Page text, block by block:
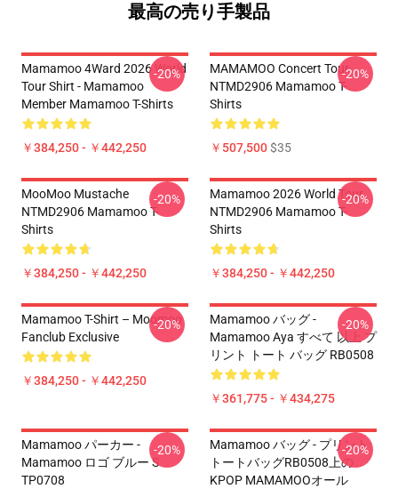
最高の売り手製品
Mamamoo 4Ward 2026 World
Tour Shirt - Mamamoo
Member Mamamoo T-Shirts
￥384,250 - ￥442,250
-20%
MAMAMOO Concert Tour
NTMD2906 Mamamoo T-
Shirts
￥507,500$35
-20%
MooMoo Mustache
NTMD2906 Mamamoo T-
Shirts
￥384,250 - ￥442,250
-20%
Mamamoo 2026 World Tour
NTMD2906 Mamamoo T-
Shirts
￥384,250 - ￥442,250
-20%
Mamamoo T-Shirt – Moomoo
Fanclub Exclusive
￥384,250 - ￥442,250
-20%
Mamamoo バッグ -
Mamamoo Aya すべて 以上 プ
リント トート バッグ RB0508
￥361,775 - ￥434,275
-20%
Mamamoo パーカー -
Mamamoo ロゴ ブルー S
TP0708
-20%
Mamamoo バッグ - プリント
トートバッグRB0508上の
KPOP MAMAMOOオール
-20%